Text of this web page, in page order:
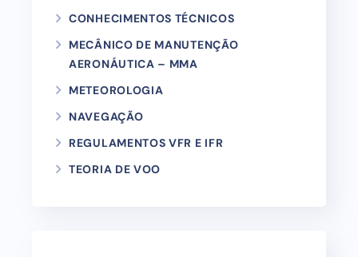
CONHECIMENTOS TÉCNICOS
MECÂNICO DE MANUTENÇÃO
AERONÁUTICA – MMA
METEOROLOGIA
NAVEGAÇÃO
REGULAMENTOS VFR E IFR
TEORIA DE VOO